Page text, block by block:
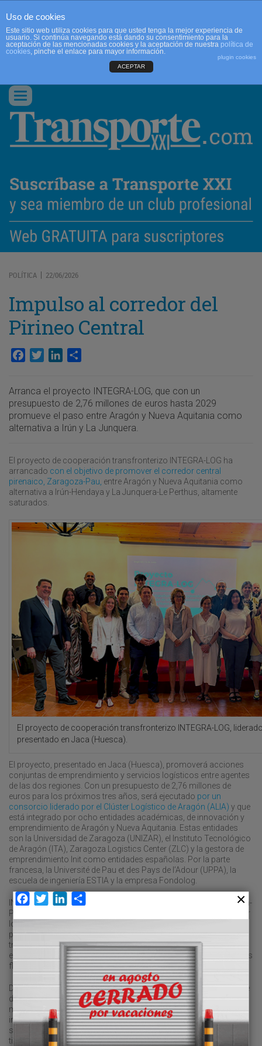
CONTACTO
Conmutar
navegación
POLÍTICA | 22/06/2026
Impulso al corredor del
Pirineo Central
Facebook
TwitterLinkedIn
Arranca el proyecto INTEGRA-LOG, que con un
presupuesto de 2,76 millones de euros hasta 2029
promueve el paso entre Aragón y Nueva Aquitania como
alternativa a Irún y La Junquera.
El proyecto de cooperación transfronterizo INTEGRA-LOG ha
arrancado con el objetivo de promover el corredor central
pirenaico, Zaragoza-Pau, entre Aragón y Nueva Aquitania como
alternativa a Irún-Hendaya y La Junquera-Le Perthus, altamente
saturados.
El proyecto de cooperación transfronterizo INTEGRA-LOG,
presentado en Jaca (Huesca).
El proyecto, presentado en Jaca (Huesca), promoverá acciones
conjuntas de emprendimiento y servicios logísticos entre agentes
de las dos regiones. Con un presupuesto de 2,76 millones de
euros para los próximos tres años, será ejecutado por un
consorcio liderado por el Clúster Logístico de Aragón (ALIA) y que
está integrado por ocho entidades académicas, de innovación y
emprendimiento de Aragón y Nueva Aquitania. Estas entidades
son la Universidad de Zaragoza (UNIZAR), el Instituto Tecnológico
de Aragón (ITA), Zaragoza Logistics Center (ZLC) y la gestora de
emprendimiento Init como entidades españolas. Por la parte
francesa, la Université de Pau et des Pays de l’Adour (UPPA), la
escuela de ingeniería ESTIA y la empresa Fondolog.
INTEGRA-LOG plantea la activación del corredor central Zaragoza-
Pau como una alternativa estratégica que contribuya a redistribuir
los flujos y potenciar la multimodalidad. Para ello, una de las
principales acciones del proyecto será un gemelo digital logístico
transfronterizo desarrollado por el ITA, que permitirá simular
escenarios futuros, analizar el impacto de políticas y optimizar los
flujos de mercancías.
Del mismo modo, buscando la mejora de la operatividad diaria se
desarrollará otra herramienta digital, una plataforma y aplicación
móvil para operadores logísticos de ambas vertientes que
incorporará herramientas de gestión de cargas, información
sobre tráfico transfronterizo o cálculo de huella de carbono en
tiempo real.
Uso de cookies
Este sitio web utiliza cookies para que usted tenga la mejor experiencia de
usuario. Si continúa navegando está dando su consentimiento para la
aceptación de las mencionadas cookies y la aceptación de nuestra política de
cookies, pinche el enlace para mayor información.
plugin cookies
ACEPTAR
Facebook
TwitterLinkedIn